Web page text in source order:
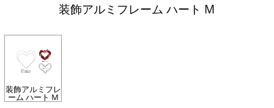
装飾アルミフレーム ハート M
装飾アルミフレ
ーム ハート M